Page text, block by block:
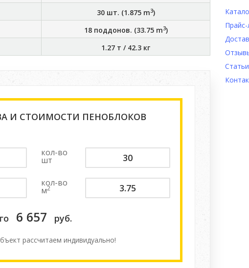
30шт. (1.875m3)
18поддонов. (33.75m3)
1.27 т / 42.3 кг
И СТОИМОСТИ ПЕНОБЛОКОВ
кол-во
шт
кол-во
м2
6 657 руб.
расcчитаем индивидуально!
Прайс-